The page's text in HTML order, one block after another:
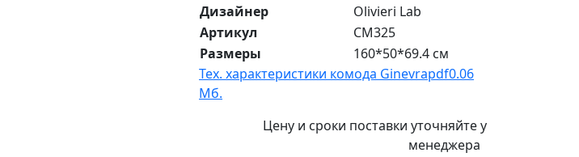
Дизайнер
Olivieri Lab
Артикул
CM325
Размеры
160*50*69.4 см
Тех. характеристики комода Ginevrapdf0.06
Мб.
Цену и сроки поставки уточняйте у
менеджера